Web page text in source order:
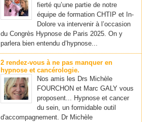
fierté qu’une partie de notre
équipe de formation CHTIP et In-
Dolore va intervenir à l’occasion
du Congrès Hypnose de Paris 2025. On y
parlera bien entendu d’hypnose...
2 rendez-vous à ne pas manquer en
hypnose et cancérologie.
Nos amis les Drs Michèle
FOURCHON et Marc GALY vous
proposent... Hypnose et cancer
du sein, un formidable outil
d'accompagnement. Dr Michèle